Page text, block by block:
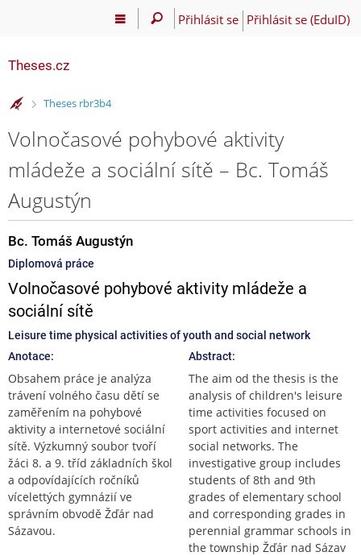
Přihlásit se Přihlásit se (EduID)
Theses.cz
>
Theses rbr3b4
Volnočasové pohybové aktivity
mládeže a sociální sítě – Bc. Tomáš
Augustýn
Bc. Tomáš Augustýn
Diplomová práce
Volnočasové pohybové aktivity mládeže a
sociální sítě
Leisure time physical activities of youth and social network
Anotace:
Obsahem práce je analýza
trávení volného času dětí se
zaměřením na pohybové
aktivity a internetové sociální
sítě. Výzkumný soubor tvoří
žáci 8. a 9. tříd základních škol
a odpovídajících ročníků
vícelettých gymnázií ve
správním obvodě Žďár nad
Sázavou.
Abstract:
The aim od the thesis is the
analysis of children's leisure
time activities focused on
sport activities and internet
social networks. The
investigative group includes
students of 8th and 9th
grades of elementary school
and corresponding grades in
perennial grammar schools in
the township Žďár nad Sázav